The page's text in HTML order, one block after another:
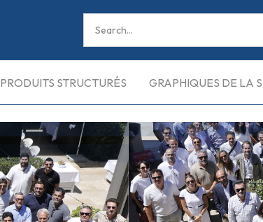
PRODUITS STRUCTURÉS GRAPHIQUES DE LA